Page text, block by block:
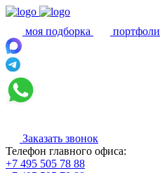
моя подборка
Заказать звонок
Телефон главного офиса:
+7 495 505 78 88